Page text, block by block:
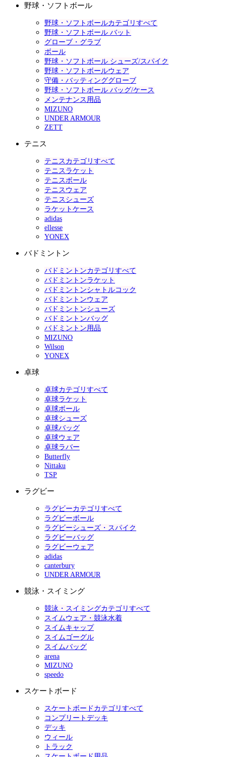
野球・ソフトボール
野球・ソフトボールカテゴリすべて
野球・ソフトボール バット
グローブ・グラブ
ボール
野球・ソフトボール シューズ/スパイク
野球・ソフトボールウェア
守備・バッティンググローブ
野球・ソフトボール バッグ/ケース
メンテナンス用品
MIZUNO
UNDER ARMOUR
ZETT
テニス
テニスカテゴリすべて
テニスラケット
テニスボール
テニスウェア
テニスシューズ
ラケットケース
adidas
ellesse
YONEX
バドミントン
バドミントンカテゴリすべて
バドミントンラケット
バドミントンシャトルコック
バドミントンウェア
バドミントンシューズ
バドミントンバッグ
バドミントン用品
MIZUNO
Wilson
YONEX
卓球
卓球カテゴリすべて
卓球ラケット
卓球ボール
卓球シューズ
卓球バッグ
卓球ウェア
卓球ラバー
Butterfly
Nittaku
TSP
ラグビー
ラグビーカテゴリすべて
ラグビーボール
ラグビーシューズ・スパイク
ラグビーバッグ
ラグビーウェア
adidas
canterbury
UNDER ARMOUR
競泳・スイミング
競泳・スイミングカテゴリすべて
スイムウェア・競泳水着
スイムキャップ
スイムゴーグル
スイムバッグ
arena
MIZUNO
speedo
スケートボード
スケートボードカテゴリすべて
コンプリートデッキ
デッキ
ウィール
トラック